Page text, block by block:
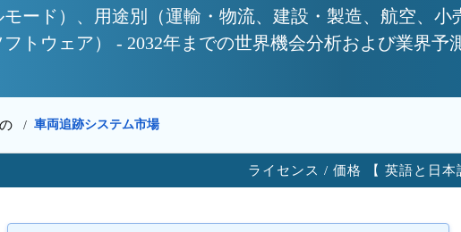
ード）、用途別（運輸・物流、建設・製造、航空、
トウェア） - 2032年までの世界機会分析および業界予
/ 車両追跡システム市場
ライセンス / 価格 【 英語と日本